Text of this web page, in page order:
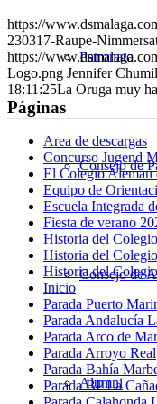
Patronato
Consejo de
Consejo de
Alumni
correo
https://
230317-Raupe-
https://
Logo.png Jennifer
18:11:25La Oruga muy
Páginas
Area de descargas
Concurso Jugend
El Colegio Alemán
Equipo de
Escuela Integrada
Fiesta de verano
Historia del
Historia del
Historia del
Inicio
Parada Puerto
Parada Andalucía
Parada Arco de
Parada Arroyo Real
Parada Bahía
Parada BP La